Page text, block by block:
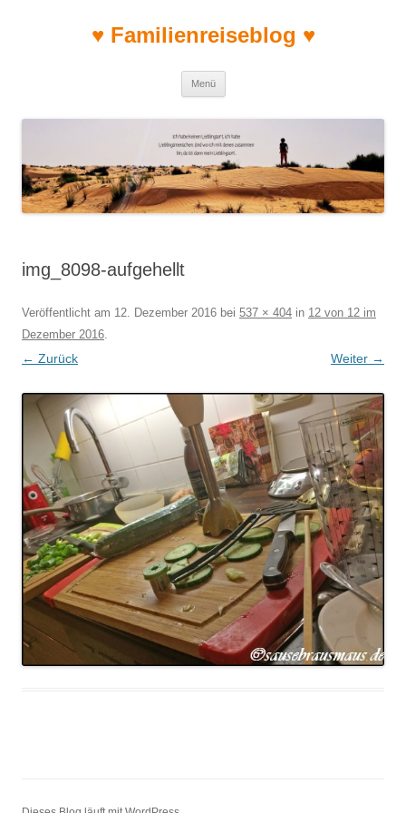
♥ Familienreiseblog ♥
Menü
img_8098-aufgehellt
Veröffentlicht am 12. Dezember 2016 bei 537 × 404 in 12 von 12 im
Dezember 2016.
← Zurück Weiter →